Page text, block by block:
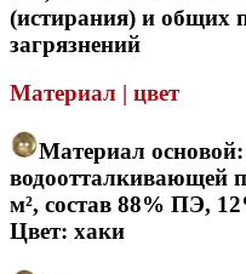
(истирания) и общих
загрязнений
Материал | цвет
Материал основой:
водоотталкивающей
м², состав 88% ПЭ,
Цвет: хаки